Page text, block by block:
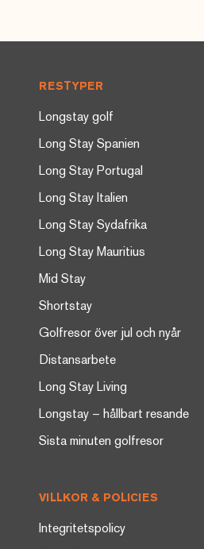
RESTYPER
Longstay golf
Long Stay Spanien
Long Stay Portugal
Long Stay Italien
Long Stay Sydafrika
Long Stay Mauritius
Mid Stay
Shortstay
Golfresor över jul och nyår
Distansarbete
Long Stay Living
Longstay – hållbart resande
Sista minuten golfresor
VILLKOR & POLICIES
Integritetspolicy